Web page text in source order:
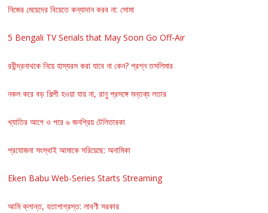
নিজের মেয়েদের বিয়েতে কন্যাদান করব না: সোমা
5 Bengali TV Serials that May Soon Go Off-Air
রবীন্দ্রনাথকে নিয়ে হাস্যরস করা যাবে না কেন? প্রশ্ন তসলিমার
নকল করে বড় শিল্পী হওয়া যায় না, রানু প্রসঙ্গে মন্তব্য লতার
খ্যাতির আগে ও পরে ৬ জনপ্রিয় টেলিতারকা
প্রযোজনা সংস্থাই আমাকে সরিয়েছে: অনামিকা
Eken Babu Web-Series Starts Streaming
আমি ক্লান্ত, হতাশাগ্রস্ত: লাবণী সরকার